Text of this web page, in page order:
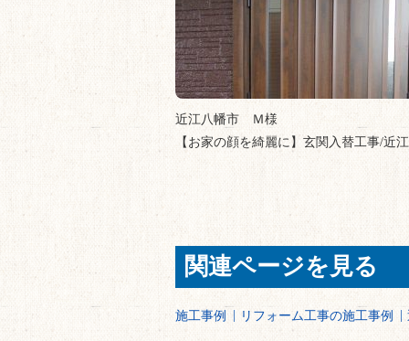
近江八幡市 Ｍ様
【お家の顔を綺麗に】玄関入替工事/近
関連ページを見る
施工事例 リフォーム工事の施工事例